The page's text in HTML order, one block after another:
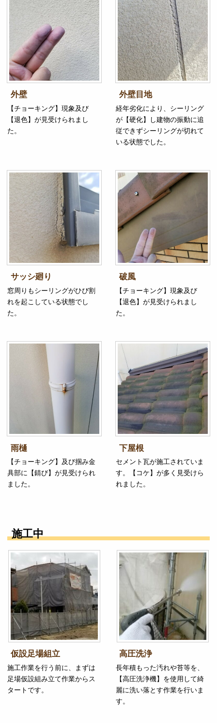
外壁
【チョーキング】現象及び
【退色】が見受けられまし
た。
外壁目地
経年劣化により、シーリング
が【硬化】し建物の振動に追
従できずシーリングが切れて
いる状態でした。
サッシ廻り
窓周りもシーリングがひび割
れを起こしている状態でし
た。
破風
【チョーキング】現象及び
【退色】が見受けられまし
た。
雨樋
【チョーキング】及び掴み金
具部に【錆び】が見受けられ
ました。
下屋根
セメント瓦が施工されていま
す。【コケ】が多く見受けら
れました。
施工中
仮設足場組立
施工作業を行う前に、まずは
足場仮設組み立て作業からス
タートです。
高圧洗浄
長年積もった汚れや苔等を、
【高圧洗浄機】を使用して綺
麗に洗い落とす作業を行いま
す。